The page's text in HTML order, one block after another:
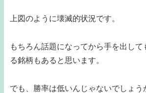
上図のように壊滅的状況です。
もちろん話題になってから手を出して
る銘柄もあると思います。
でも、勝率は低いんじゃないでしょう